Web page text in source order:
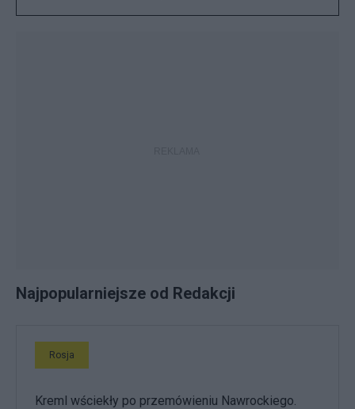
Najpopularniejsze od Redakcji
Rosja
Kreml wściekły po przemówieniu Nawrockiego.